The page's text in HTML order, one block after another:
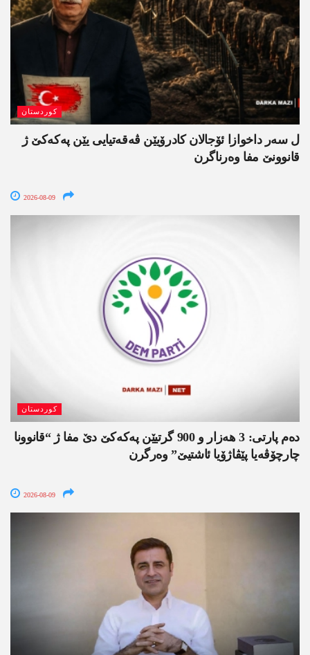
کوردستان
ل سەر داخوازا ئۆجالان کادرۆیێن ڤەقەتیایی یێن پەکەکێ ژ
قانوونێ مفا وەرناگرن
2026-08-09
کوردستان
دەم پارتی: 3 ھەزار و 900 گرتیێن پەکەکێ دێ مفا ژ “قانوونا
چارچۆڤەیا پێڤاژۆیا ئاشتیێ” وەرگرن
2026-08-09